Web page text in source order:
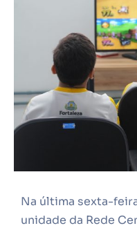
Na última sexta-
unidade da Rede